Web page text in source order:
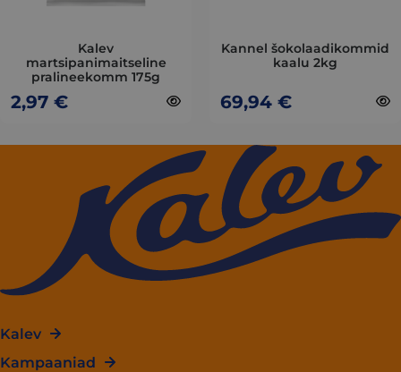
Kalev
martsipanimaitseline
pralineekomm 175g
2,97 €
product
page
Kannel šokolaadikommid
kaalu 2kg
69,94 €
on
page
Kalev
Kampaaniad